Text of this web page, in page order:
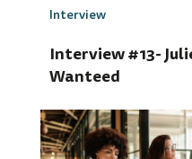
Interview #13-
Wanteed
Interview